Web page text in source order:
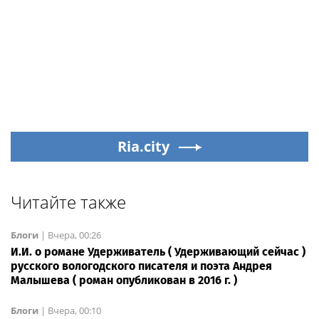
Ria.city
Читайте также
Блоги | Вчера, 00:26
И.И. о романе Удерживатель ( Удерживающий сейчас )
русского вологодского писателя и поэта Андрея
Малышева ( роман опубликован в 2016 г. )
Блоги | Вчера, 00:10